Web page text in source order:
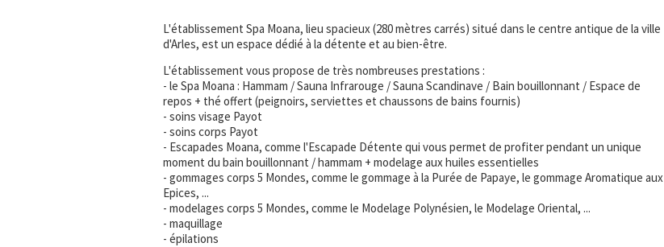
L'établissement Spa Moana, lieu spacieux (280 mètres carrés) situé dans le centre antique de la ville
d'Arles, est un espace dédié à la détente et au bien-être.
L'établissement vous propose de très nombreuses prestations :
- le Spa Moana : Hammam / Sauna Infrarouge / Sauna Scandinave / Bain bouillonnant / Espace de
repos + thé offert (peignoirs, serviettes et chaussons de bains fournis)
- soins visage Payot
- soins corps Payot
- Escapades Moana, comme l'Escapade Détente qui vous permet de profiter pendant un unique
moment du bain bouillonnant / hammam + modelage aux huiles essentielles
- gommages corps 5 Mondes, comme le gommage à la Purée de Papaye, le gommage Aromatique aux
Epices, ...
- modelages corps 5 Mondes, comme le Modelage Polynésien, le Modelage Oriental, ...
- maquillage
- épilations